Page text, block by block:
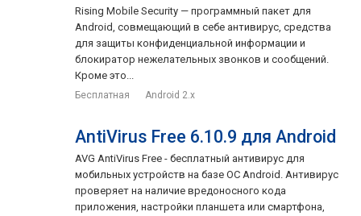
Rising Mobile Security — программный пакет для
Android, совмещающий в себе антивирус, средства
для защиты конфиденциальной информации и
блокиратор нежелательных звонков и сообщений.
Кроме это...
Бесплатная Android 2.x
AntiVirus Free 6.10.9 для Android
AVG AntiVirus Free - бесплатный антивирус для
мобильных устройств на базе ОС Android. Антивирус
проверяет на наличие вредоносного кода
приложения, настройки планшета или смартфона,